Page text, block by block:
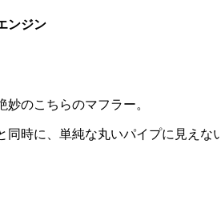
ンジン
のこちらのマフラー。
時に、単純な丸いパイプに見え